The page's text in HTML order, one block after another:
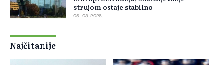
strujom ostaje stabilno
05. 08. 2026.
Najčitanije